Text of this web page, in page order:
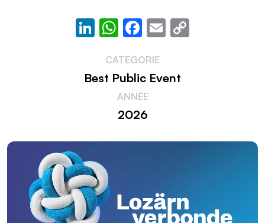
LinkedIn
WhatsApp
Facebook
Email
CATÉGORIE
Best Public Event
ANNÉE
2026